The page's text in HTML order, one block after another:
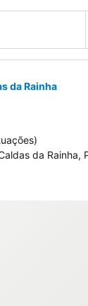
da Rainha
)
da Rainha,